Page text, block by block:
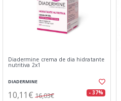
Diadermine crema de dia hidratante
nutritiva 2x1
DIADERMINE
10,11€ 16,03€ - 37%